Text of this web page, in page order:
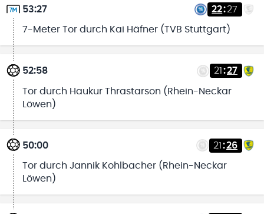
53:27 22:27
7-Meter Tor durch Kai Häfner (TVB Stuttgart)
52:58 21 :27
Tor durch Haukur Thrastarson (Rhein-Neckar
Löwen)
50:00 21 :26
Tor durch Jannik Kohlbacher (Rhein-Neckar
Löwen)